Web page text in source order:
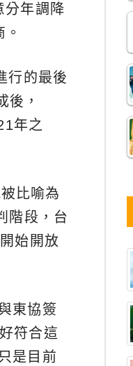
分年調降
行的最後
後，
年之
比喻為
階段，台
始開放
東協簽
符合這
是目前